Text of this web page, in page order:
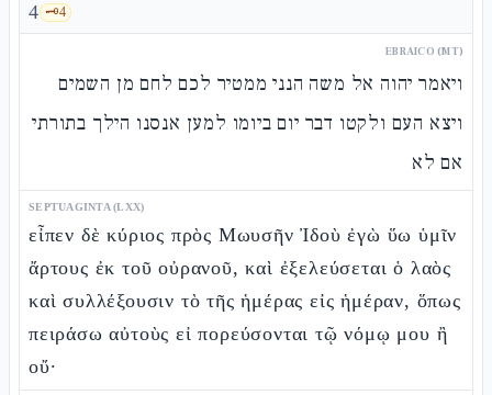
4 🗝️4
EBRAICO (MT)
ויאמר יהוה אל משה הנני ממטיר לכם לחם מן השמים
ויצא העם ולקטו דבר יום ביומו למען אנסנו הילך בתורתי
אם לא
SEPTUAGINTA (LXX)
εἶπεν δὲ κύριος πρὸς Μωυσῆν Ἰδοὺ ἐγὼ ὕω ὑμῖν
ἄρτους ἐκ τοῦ οὐρανοῦ, καὶ ἐξελεύσεται ὁ λαὸς
καὶ συλλέξουσιν τὸ τῆς ἡμέρας εἰς ἡμέραν, ὅπως
πειράσω αὐτοὺς εἰ πορεύσονται τῷ νόμῳ μου ἢ
οὔ·